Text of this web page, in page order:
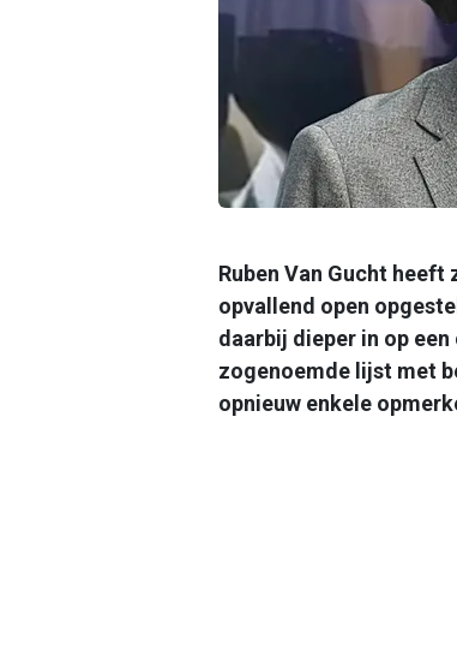
Ruben Van Gucht
opvallend open
daarbij dieper in op
zogenoemde lijst met
opnieuw enkele